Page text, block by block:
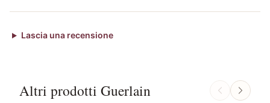
Lascia una recensione
Altri prodotti Guerlain